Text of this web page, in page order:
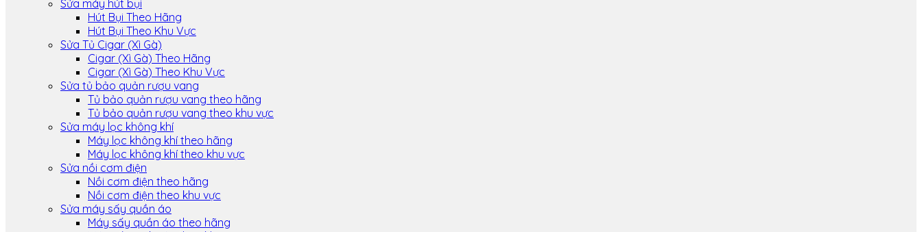
Sửa máy hút bụi
Hút Bụi Theo Hãng
Hút Bụi Theo Khu Vực
Sửa Tủ Cigar (Xì Gà)
Cigar (Xì Gà) Theo Hãng
Cigar (Xì Gà) Theo Khu Vực
Sửa tủ bảo quản rượu vang
Tủ bảo quản rượu vang theo hãng
Tủ bảo quản rượu vang theo khu vực
Sửa máy lọc không khí
Máy lọc không khí theo hãng
Máy lọc không khí theo khu vực
Sửa nồi cơm điện
Nồi cơm điện theo hãng
Nồi cơm điện theo khu vực
Sửa máy sấy quần áo
Máy sấy quần áo theo hãng